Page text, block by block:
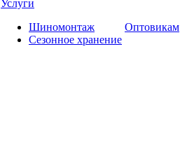
Услуги
Шиномонтаж
Сезонное хранение
Оптовикам